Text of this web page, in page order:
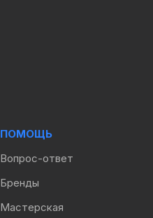
ПОМОЩЬ
Вопрос-ответ
Бренды
Мастерская